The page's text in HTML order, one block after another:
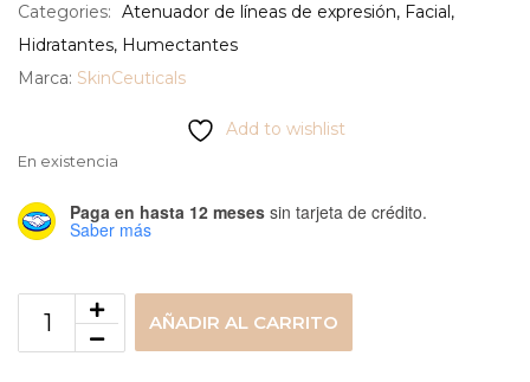
Categories: Atenuador de líneas de expresión, Facial,
Hidratantes, Humectantes
Marca: SkinCeuticals
Add to wishlist
En existencia
Paga en hasta 12 meses sin tarjeta de crédito.
Saber más
AÑADIR AL CARRITO